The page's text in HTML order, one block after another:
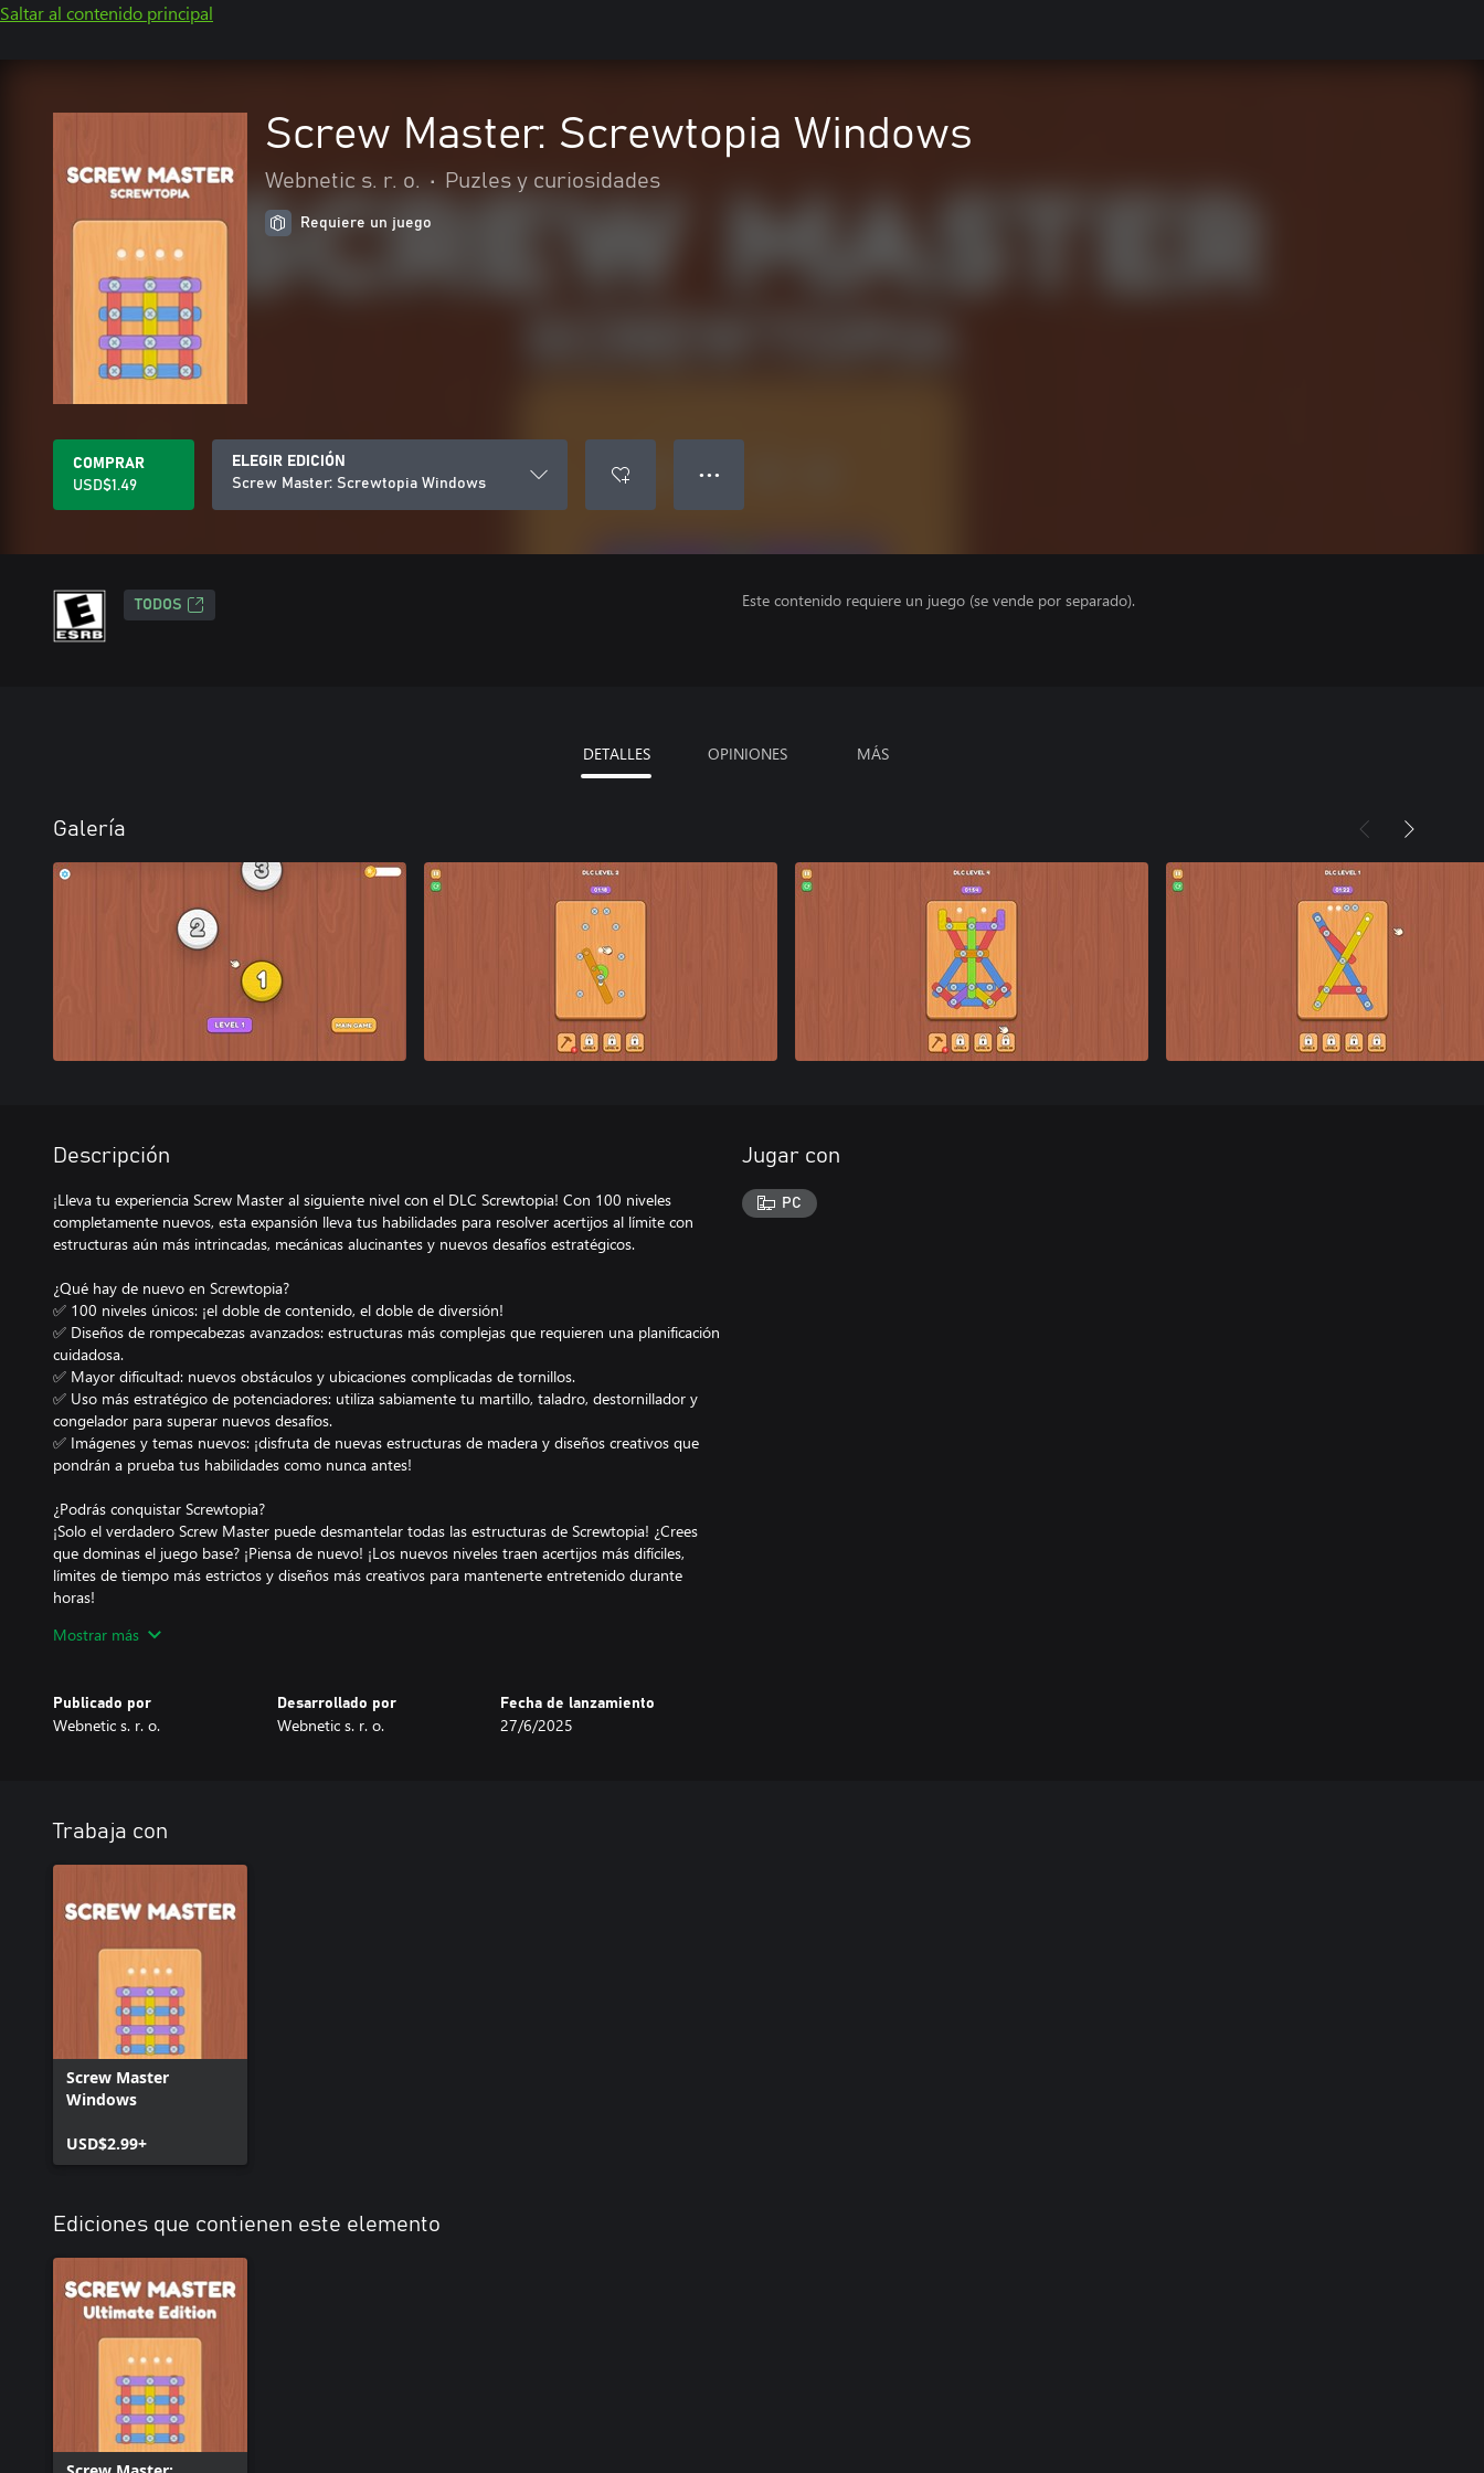
Saltar al contenido principal
Screw Master: Screwtopia Windows
Webnetic s. r. o. • Puzles y curiosidades
Requiere un juego
COMPRAR
USD$1.49
ELEGIR EDICIÓN
Screw Master: Screwtopia Windows
● ● ●
TODOS Este contenido requiere un juego (se vende por separado).
DETALLES OPINIONES MÁS
Galería
Descripción
¡Lleva tu experiencia Screw Master al siguiente nivel con el DLC Screwtopia! Con 100 niveles
completamente nuevos, esta expansión lleva tus habilidades para resolver acertijos al límite con
estructuras aún más intrincadas, mecánicas alucinantes y nuevos desafíos estratégicos.
¿Qué hay de nuevo en Screwtopia?
✅ 100 niveles únicos: ¡el doble de contenido, el doble de diversión!
✅ Diseños de rompecabezas avanzados: estructuras más complejas que requieren una planificación
cuidadosa.
✅ Mayor dificultad: nuevos obstáculos y ubicaciones complicadas de tornillos.
✅ Uso más estratégico de potenciadores: utiliza sabiamente tu martillo, taladro, destornillador y
congelador para superar nuevos desafíos.
✅ Imágenes y temas nuevos: ¡disfruta de nuevas estructuras de madera y diseños creativos que
pondrán a prueba tus habilidades como nunca antes!
¿Podrás conquistar Screwtopia?
¡Solo el verdadero Screw Master puede desmantelar todas las estructuras de Screwtopia! ¿Crees
que dominas el juego base? ¡Piensa de nuevo! ¡Los nuevos niveles traen acertijos más difíciles,
límites de tiempo más estrictos y diseños más creativos para mantenerte entretenido durante
horas!
🛠️ ¡Prepárate para el desafío de desatornillado definitivo!
Mostrar más
Publicado por
Webnetic s. r. o.
Desarrollado por
Webnetic s. r. o.
Fecha de lanzamiento
27/6/2025
Jugar con
PC
Trabaja con
Screw Master
Windows
USD$2.99+
Ediciones que contienen este elemento